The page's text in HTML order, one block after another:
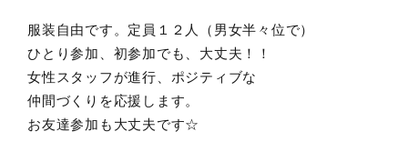
服装自由です。定員１２人（男女半々位で）
ひとり参加、初参加でも、大丈夫！！
女性スタッフが進行、ポジティブな
仲間づくりを応援します。
お友達参加も大丈夫です☆